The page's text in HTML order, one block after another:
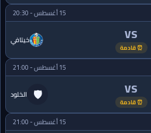
15 أغسطس - 20:30
VS
⏰ قادمة
خيتافي
15 أغسطس - 21:00
VS
⏰ قادمة
الخلود 🛡
15 أغسطس - 21:00